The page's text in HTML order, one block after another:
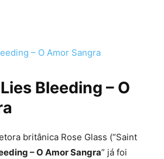
– O Amor Sangra
Bleeding – O
britânica Rose Glass (“Saint
– O Amor Sangra” já foi